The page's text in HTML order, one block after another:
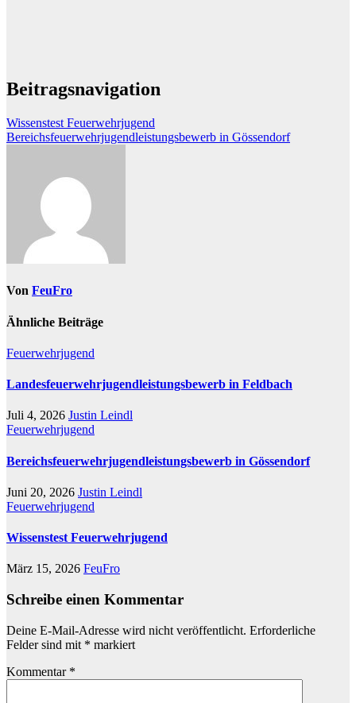
Beitragsnavigation
Wissenstest Feuerwehrjugend
Bereichsfeuerwehrjugendleistungsbewerb in Gössendorf
Von FeuFro
Ähnliche Beiträge
Feuerwehrjugend
Landesfeuerwehrjugendleistungsbewerb in Feldbach
Juli 4, 2026 Justin Leindl
Feuerwehrjugend
Bereichsfeuerwehrjugendleistungsbewerb in Gössendorf
Juni 20, 2026 Justin Leindl
Feuerwehrjugend
Wissenstest Feuerwehrjugend
März 15, 2026 FeuFro
Schreibe einen Kommentar
Deine E-Mail-Adresse wird nicht veröffentlicht. Erforderliche
Felder sind mit * markiert
Kommentar *